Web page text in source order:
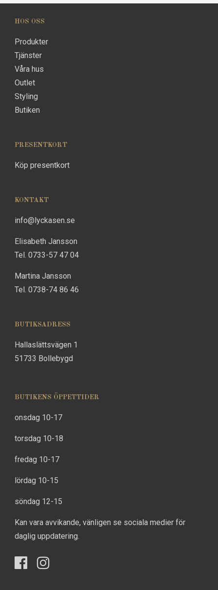
HOS OSS
Produkter
Tjänster
Våra hus
Outlet
Styling
Butiken
PRESENTKORT
Köp presentkort
KONTAKT
info@lyckasen.se
Elisabeth Jansson
Tel. 0733-57 47 04
Martina Jansson
Tel. 0738-74 86 46
BUTIKSADRESS
Hallaslättsvägen 1
51733 Bollebygd
BUTIKENS ÖPPETTIDER
onsdag 10-17
torsdag 10-18
fredag 10-17
lördag 10-15
söndag 12-15
Kan vara avvikande, vänligen se sociala medier för
daglig uppdatering.